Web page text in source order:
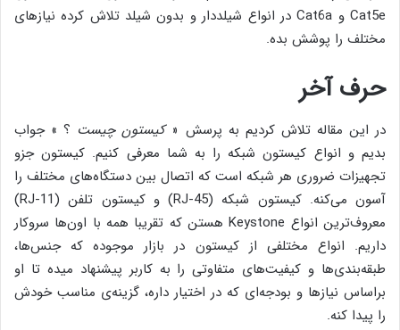
Cat5e و Cat6a در انواع شیلددار و بدون شیلد تلاش کرده نیازهای
مختلف را پوشش بده.
حرف آخر
در این مقاله تلاش کردیم به پرسش «کیستون چیست ؟ » جواب
بدیم و انواع کیستون شبکه را به شما معرفی کنیم. کیستون جزو
تجهیزات ضروری هر شبکه است که اتصال بین دستگاه‌های مختلف را
آسون می‌کنه. کیستون شبکه (RJ-45) و کیستون تلفن (RJ-11)
معروف‌ترین انواع Keystone هستن که تقریبا همه‌ با اون‌ها سروکار
داریم. انواع مختلفی از کیستون در بازار موجوده که جنس‌ها،
طبقه‌بندی‌ها و کیفیت‌های متفاوتی را به کاربر پیشنهاد میده تا او
براساس نیازها و بودجه‌ای که در اختیار داره، گزینه‌ی مناسب خودش
را پیدا کنه.